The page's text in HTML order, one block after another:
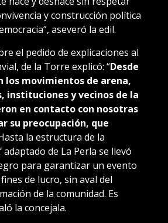
y construcción política
aseveró la edil.
el pedido de explicaciones al
de la Torre explicó: “Desde
los movimientos de arena,
instituciones y vecinos de la
en contacto con nosotras
su preocupación, que
la estructura de la
de La Perla se llevó
para garantizar un evento
de lucro, sin aval del
de la comunidad. Es
la concejala.